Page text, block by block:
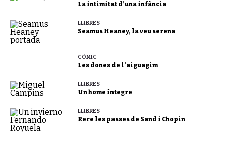
La intimitat d’una infància
LLIBRES
Seamus Heaney, la veu serena
CÒMIC
Les dones de l’aiguagim
LLIBRES
Un home íntegre
LLIBRES
Rere les passes de Sand i Chopin